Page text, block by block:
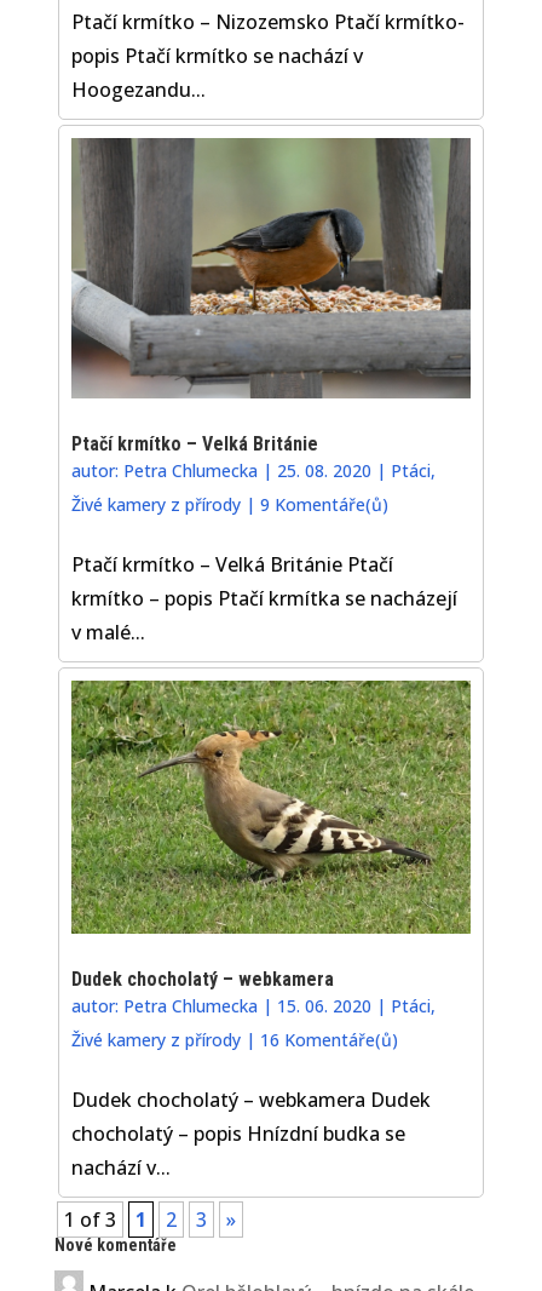
Ptačí krmítko – Nizozemsko Ptačí krmítko-
popis Ptačí krmítko se nachází v
Hoogezandu...
Ptačí krmítko – Velká Británie
autor: Petra Chlumecka | 25. 08. 2020 | Ptáci,
Živé kamery z přírody |9 Komentáře(ů)
Ptačí krmítko – Velká Británie Ptačí
krmítko – popis Ptačí krmítka se nacházejí
v malé...
Dudek chocholatý – webkamera
autor: Petra Chlumecka | 15. 06. 2020 | Ptáci,
Živé kamery z přírody | 16 Komentáře(ů)
Dudek chocholatý – webkamera Dudek
chocholatý – popis Hnízdní budka se
nachází v...
1 of 3
1 2 3 »
Nové komentáře